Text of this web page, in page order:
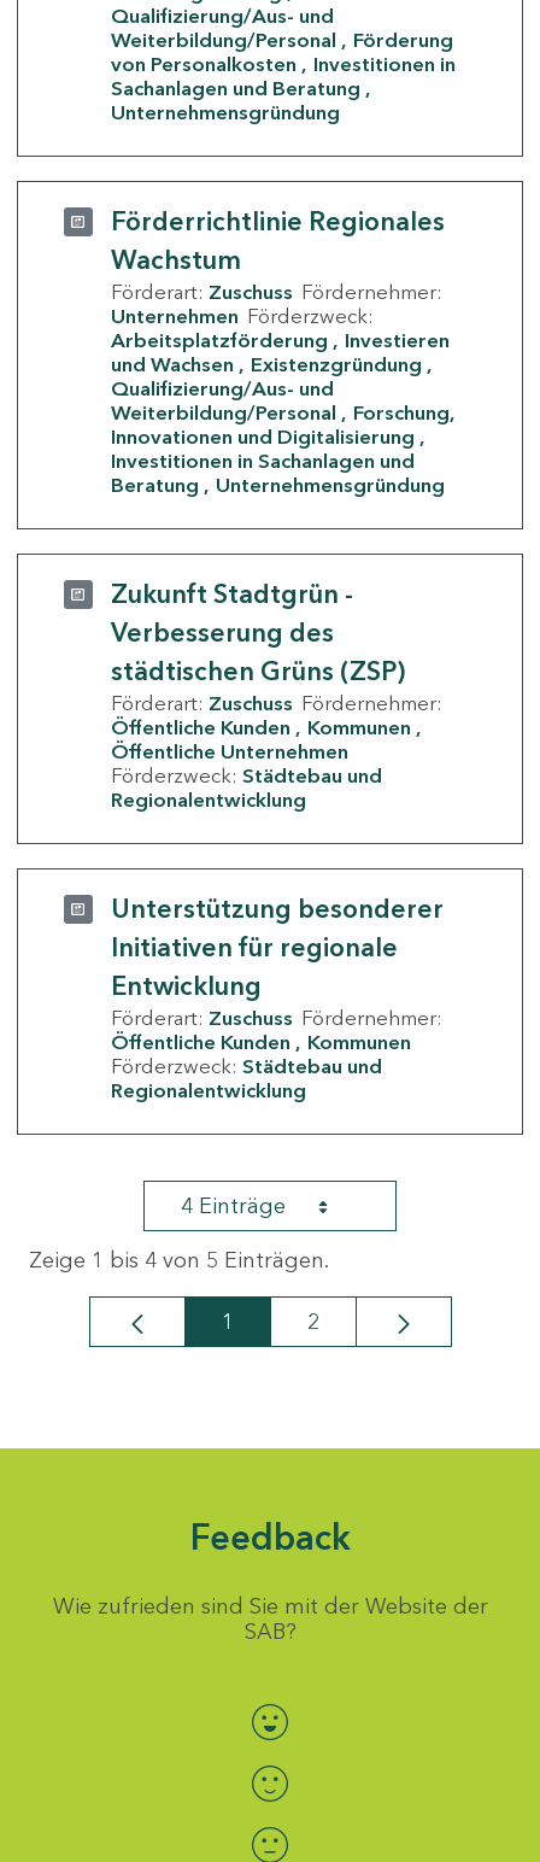
Qualifizierung/Aus- und
Weiterbildung/Personal
Förderung
von Personalkosten
Investitionen in
Sachanlagen und Beratung
Unternehmensgründung
Förderrichtlinie Regionales
Wachstum
Förderart: Zuschuss Fördernehmer:
Unternehmen Förderzweck:
Arbeitsplatzförderung
Investieren
und Wachsen
Existenzgründung
Qualifizierung/Aus- und
Weiterbildung/Personal
Forschung,
Innovationen und Digitalisierung
Investitionen in Sachanlagen und
Beratung
Unternehmensgründung
Zukunft Stadtgrün -
Verbesserung des
städtischen Grüns (ZSP)
Förderart: Zuschuss Fördernehmer:
Öffentliche Kunden
Kommunen
Öffentliche Unternehmen
Förderzweck: Städtebau und
Regionalentwicklung
Unterstützung besonderer
Initiativen für regionale
Entwicklung
Förderart: Zuschuss Fördernehmer:
Öffentliche Kunden
Kommunen
Förderzweck: Städtebau und
Regionalentwicklung
4 Einträge
Zeige 1 bis 4 von 5 Einträgen.
Seite
1 Seite
2
Feedback
Wie zufrieden sind Sie mit der Website der
SAB?
Bewertung auswählen